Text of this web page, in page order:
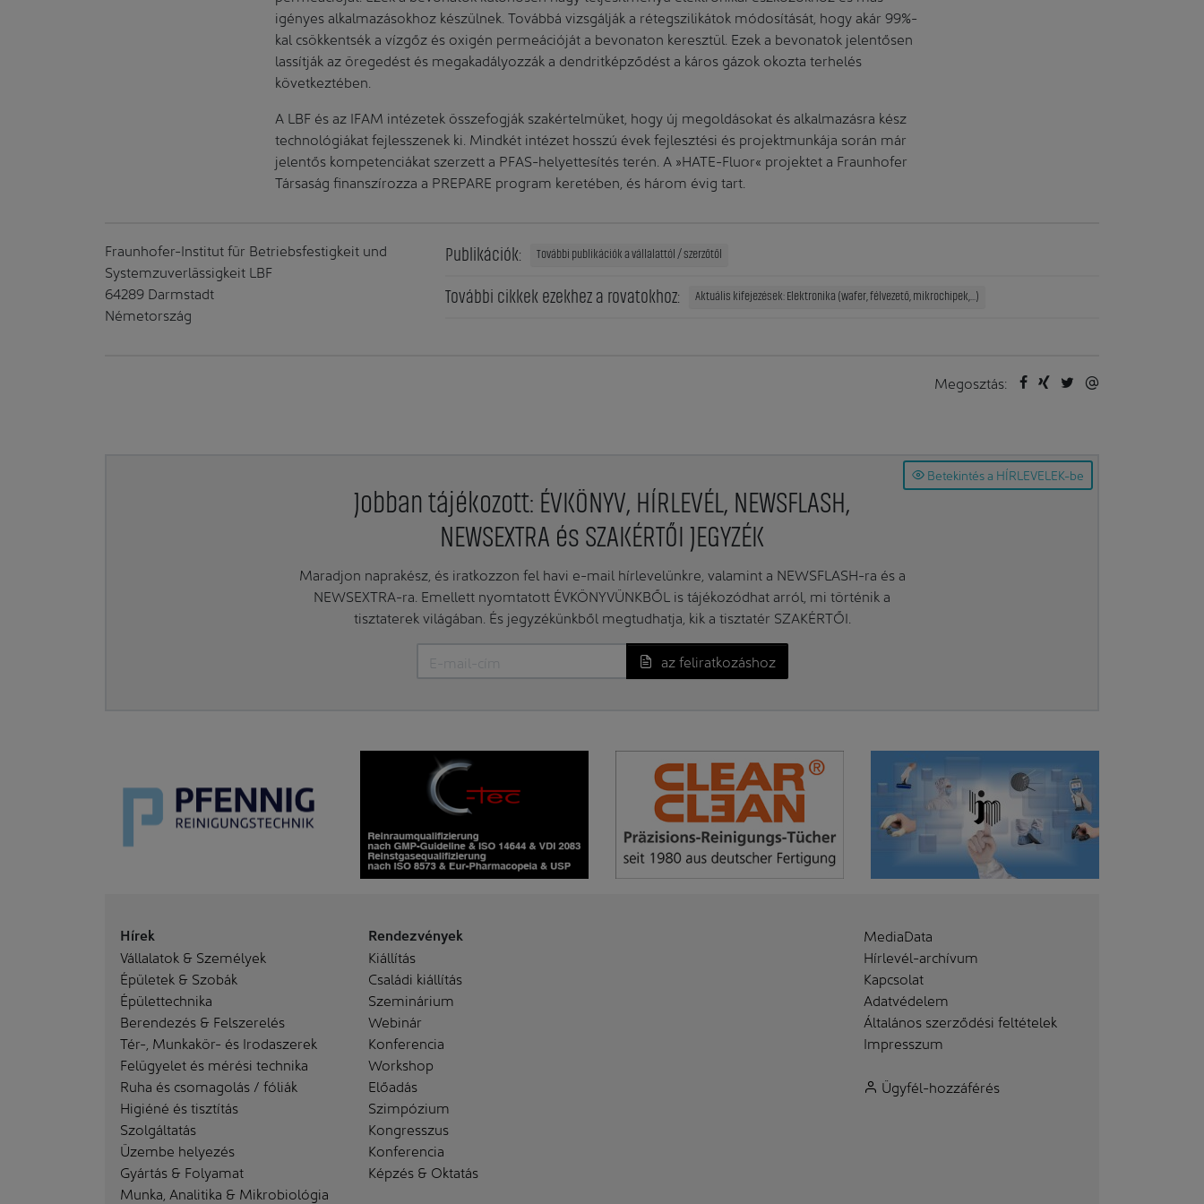
igényes alkalmazásokhoz készülnek. Továbbá vizsgálják a rétegszilikátok módosítását, hogy akár 99%-
kal csökkentsék a vízgőz és oxigén permeációját a bevonaton keresztül. Ezek a bevonatok jelentősen
lassítják az öregedést és megakadályozzák a dendritképződést a káros gázok okozta terhelés
következtében.
A LBF és az IFAM intézetek összefogják szakértelmüket, hogy új megoldásokat és alkalmazásra kész
technológiákat fejlesszenek ki. Mindkét intézet hosszú évek fejlesztési és projektmunkája során már
jelentős kompetenciákat szerzett a PFAS-helyettesítés terén. A »HATE-Fluor« projektet a Fraunhofer
Társaság finanszírozza a PREPARE program keretében, és három évig tart.
Fraunhofer-Institut für Betriebsfestigkeit und
Systemzuverlässigkeit LBF
64289 Darmstadt
Németország
Publikációk: További publikációk a vállalattól / szerzőtől
További cikkek ezekhez a rovatokhoz: Aktuális kifejezések: Elektronika (wafer, félvezető, mikrochipek,...)
Megosztás:
Betekintés a HÍRLEVELEK-be
Jobban tájékozott: ÉVKÖNYV, HÍRLEVÉL, NEWSFLASH,
NEWSEXTRA és SZAKÉRTŐI JEGYZÉK
Maradjon naprakész, és iratkozzon fel havi e-mail hírlevelünkre, valamint a NEWSFLASH-ra és a
NEWSEXTRA-ra. Emellett nyomtatott ÉVKÖNYVÜNKBŐL is tájékozódhat arról, mi történik a
tisztaterek világában. És jegyzékünkből megtudhatja, kik a tisztatér SZAKÉRTŐI.
az feliratkozáshoz
Hírek
Vállalatok & Személyek
Épületek & Szobák
Épülettechnika
Berendezés & Felszerelés
Tér-, Munkakör- és Irodaszerek
Felügyelet és mérési technika
Ruha és csomagolás / fóliák
Higiéné és tisztítás
Szolgáltatás
Üzembe helyezés
Gyártás & Folyamat
Munka, Analitika & Mikrobiológia
Rendezvények
Kiállítás
Családi kiállítás
Szeminárium
Webinár
Konferencia
Workshop
Előadás
Szimpózium
Kongresszus
Konferencia
Képzés & Oktatás
MediaData
Hírlevél-archívum
Kapcsolat
Adatvédelem
Általános szerződési feltételek
Impresszum
Ügyfél-hozzáférés